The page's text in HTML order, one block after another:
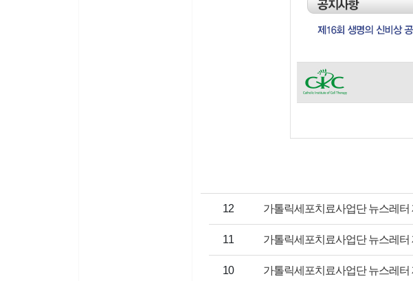
게시물번호
12 제목
가톨릭세포치료사업단 뉴스레터
게시물번호
11 제목
가톨릭세포치료사업단 뉴스레터
게시물번호
10 제목
가톨릭세포치료사업단 뉴스레터